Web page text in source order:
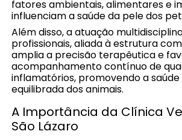
fatores ambientais, alimentares e
influenciam a saúde da pele dos
Além disso, a atuação
profissionais, aliada à estrutura
amplia a precisão terapêutica e
acompanhamento contínuo de
inflamatórios, promovendo a
equilibrada dos animais.
A Importância da Clínica
São Lázaro